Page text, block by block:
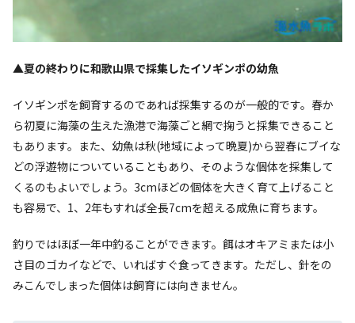
▲夏の終わりに和歌山県で採集したイソギンポの幼魚
イソギンポを飼育するのであれば採集するのが一般的です。春か
ら初夏に海藻の生えた漁港で海藻ごと網で掬うと採集できること
もあります。また、幼魚は秋(地域によって晩夏)から翌春にブイな
どの浮遊物についていることもあり、そのような個体を採集して
くるのもよいでしょう。3cmほどの個体を大きく育て上げること
も容易で、1、2年もすれば全長7cmを超える成魚に育ちます。
釣りではほぼ一年中釣ることができます。餌はオキアミまたは小
さ目のゴカイなどで、いればすぐ食ってきます。ただし、針をの
みこんでしまった個体は飼育には向きません。